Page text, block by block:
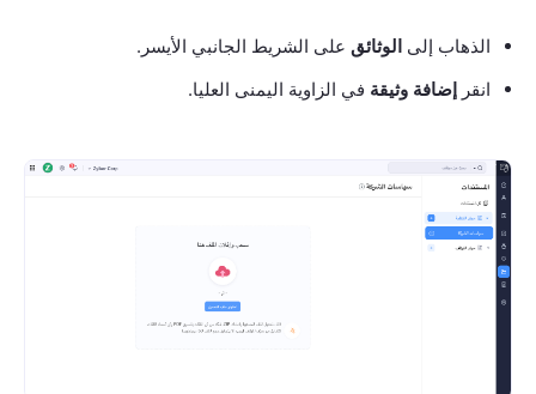
الذهاب إلى الوثائق على الشريط الجانبي الأيسر.
انقر إضافة وثيقة في الزاوية اليمنى العليا.